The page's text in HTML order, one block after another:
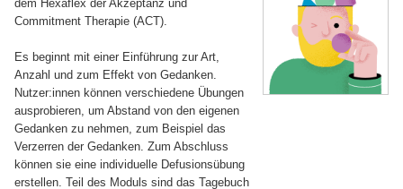
dem Hexaflex der Akzeptanz und
Commitment Therapie (ACT).
Es beginnt mit einer Einführung zur Art,
Anzahl und zum Effekt von Gedanken.
Nutzer:innen können verschiedene Übungen
ausprobieren, um Abstand von den eigenen
Gedanken zu nehmen, zum Beispiel das
Verzerren der Gedanken. Zum Abschluss
können sie eine individuelle Defusionsübung
erstellen. Teil des Moduls sind das Tagebuch